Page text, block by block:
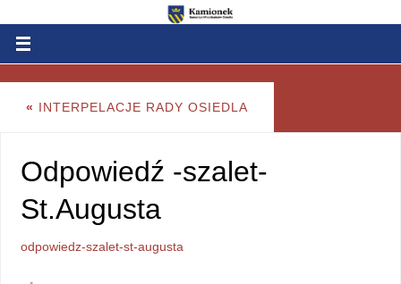
« INTERPELACJE RADY OSIEDLA
Odpowiedź -szalet-
St.Augusta
odpowiedz-szalet-st-augusta